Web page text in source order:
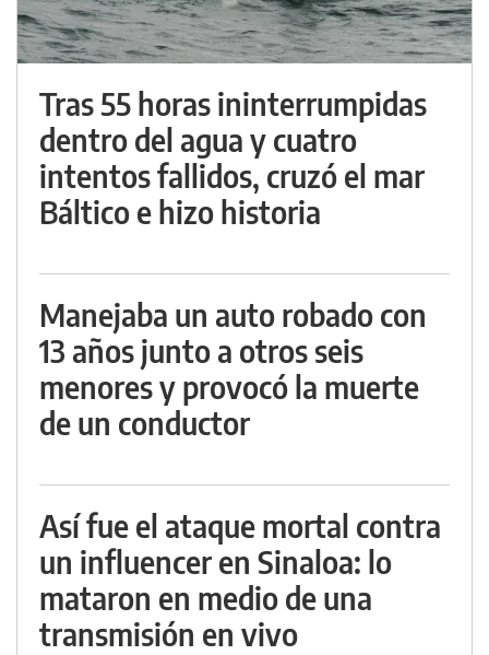
Tras 55 horas ininterrumpidas
dentro del agua y cuatro
intentos fallidos, cruzó el mar
Báltico e hizo historia
Manejaba un auto robado con
13 años junto a otros seis
menores y provocó la muerte
de un conductor
Así fue el ataque mortal contra
un influencer en Sinaloa: lo
mataron en medio de una
transmisión en vivo